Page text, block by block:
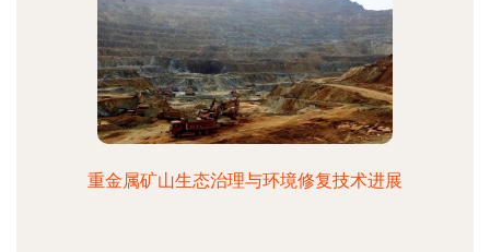
重金属矿山生态治理与环境修复技术进展